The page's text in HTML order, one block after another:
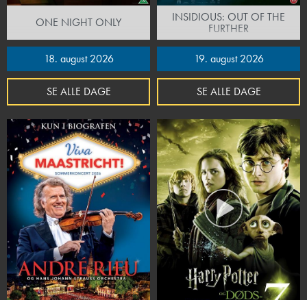
ONE NIGHT ONLY
18. august 2026
SE ALLE DAGE
INSIDIOUS: OUT OF THE
FURTHER
19. august 2026
SE ALLE DAGE